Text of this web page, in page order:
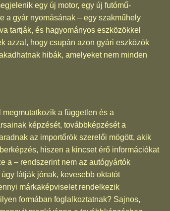
egy új motor, egy új futómű-
a gyár nyomásának – egy szakműhely
tartják, és hagyományos eszközökkel
azzal, hogy csupán azon gyári eszközök
hibák, amelyeket nem minden
a független és a
képzését, továbbképzését a
az importőrök szerelői mögött, akik
hiszen a kincset érő információkat
a – rendszerint nem az autógyártók
látják jónak, kevesebb oktatót
márkaképviselet rendelkezik
formában foglalkoztatnak? Sajnos,